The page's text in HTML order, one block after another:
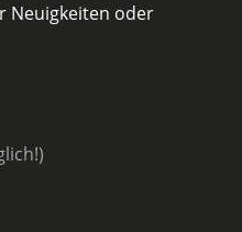
Neuigkeiten oder